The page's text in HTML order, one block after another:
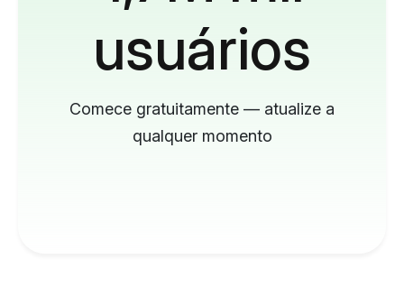
usuários
Comece gratuitamente — atualize a
qualquer momento